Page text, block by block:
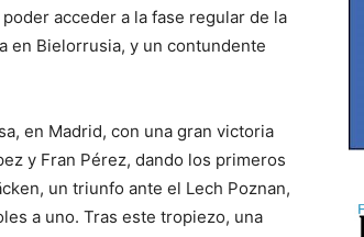
acceder a la fase regular de la
en Bielorrusia, y un contundente
en Madrid, con una gran victoria
y Fran Pérez, dando los primeros
un triunfo ante el Lech Poznan,
a uno. Tras este tropiezo, una